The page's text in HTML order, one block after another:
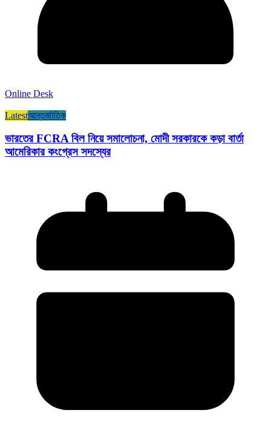
Online Desk
Latestআন্তর্জাতিক
ভারতের FCRA বিল নিয়ে সমালোচনা, মোদী সরকারকে কড়া বার্তা
আমেরিকার কংগ্রেস সদস্যের